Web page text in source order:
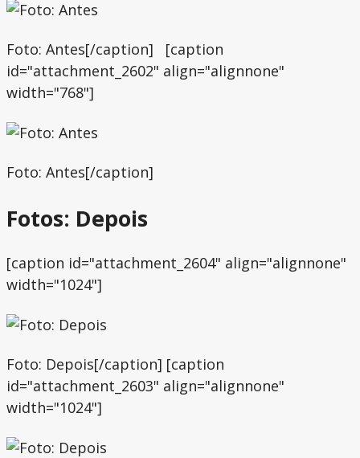
Foto: Antes[/caption] [caption
id="attachment_2602" align="alignnone"
width="768"]
Foto: Antes[/caption]
Fotos: Depois
[caption id="attachment_2604" align="alignnone"
width="1024"]
Foto: Depois[/caption] [caption
id="attachment_2603" align="alignnone"
width="1024"]